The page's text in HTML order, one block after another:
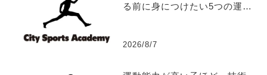
る前に身につけたい5つの運動
2026/8/7